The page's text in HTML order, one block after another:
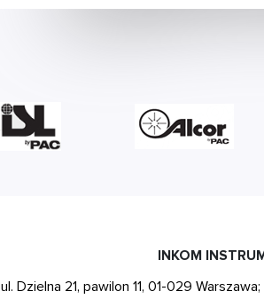
INKOM
ul. Dzielna 21, pawilon 11, 01-029 Warszawa;